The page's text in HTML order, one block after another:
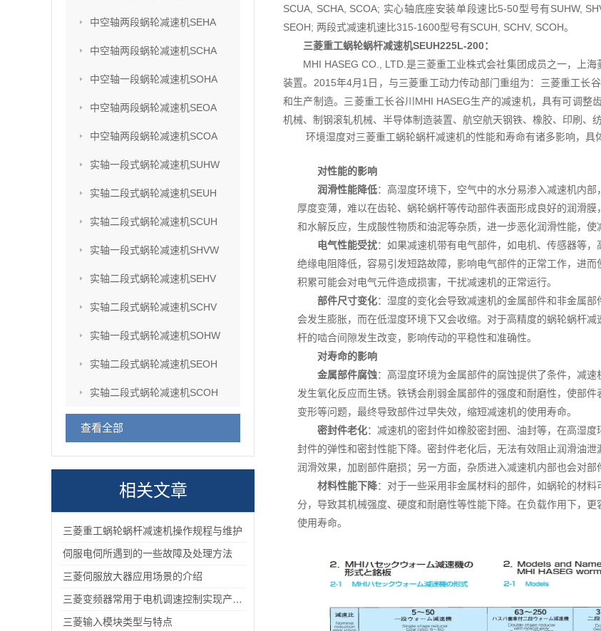
中空轴两段蜗轮减速机SEHA
中空轴两段蜗轮减速机SCHA
中空轴一段蜗轮减速机SOHA
中空轴两段蜗轮减速机SEOA
中空轴两段蜗轮减速机SCOA
实轴一段式蜗轮减速机SUHW
实轴二段式蜗轮减速机SEUH
实轴二段式蜗轮减速机SCUH
实轴一段式蜗轮减速机SHVW
实轴二段式蜗轮减速机SEHV
实轴二段式蜗轮减速机SCHV
实轴一段式蜗轮减速机SOHW
实轴二段式蜗轮减速机SEOH
实轴二段式蜗轮减速机SCOH
查看全部
相关文章
三菱重工蜗轮蜗杆减速机操作规程与维护
伺服电伺所遇到的一些故障及处理方法
三菱伺服放大器应用场景的介绍
三菱输入模块类型与特点
SCUA, SCHA, SCOA; 实心轴底座安装单段速比5-50型号有SUHW,
SEOH; 两段式减速机速比315-1600型号有SCUH, SCHV, SCOH。
三菱重工蜗轮蜗杆减速机SEUH225L-200：
MHI HASEG CO., LTD.是三菱重工业株式会社集团成员之一，上
装置。2015年4月1日，与三菱重工动力传动部门重组为：三菱重工长
和生产制造。三菱重工长谷川MHI HASEG生产的减速机，具有可调
机械、制钢滚轧机械、半导体制造装置、航空航天钢铁、橡胶、印刷、
环境湿度对三菱重工蜗轮蜗杆减速机的性能和寿命有诸多影响，具
对性能的影响
润滑性能降低：高湿度环境下，空气中的水分易渗入减速机内
厚度变薄，难以在齿轮、蜗轮蜗杆等传动部件表面形成良好的润滑
和水解反应，生成酸性物质和油泥等杂质，进一步恶化润滑性能，使
电气性能受扰：如果减速机带有电气部件，如电机、传感器等
绝缘电阻降低，容易引发短路故障，影响电气部件的正常工作，进
积累可能会对电气元件造成损害，干扰减速机的正常运行。
部件尺寸变化：湿度的变化会导致减速机的金属部件和非金属
会发生膨胀，而在低湿度环境下又会收缩。对于高精度的蜗轮蜗杆
杆的啮合间隙发生改变，影响传动的平稳性和准确性。
对寿命的影响
金属部件腐蚀：高湿度环境为金属部件的腐蚀提供了条件，减
发生氧化反应而生锈。铁锈会削弱金属部件的强度和耐磨性，使部
变形等问题，最终导致部件过早失效，缩短减速机的使用寿命。
密封件老化：减速机的密封件如橡胶密封圈、油封等，在高湿
封件的弹性和密封性能下降。密封件老化后，无法有效阻止润滑油
润滑效果，加剧部件磨损；另一方面，杂质进入减速机内部也会对部
材料性能下降：对于一些采用非金属材料的部件，如蜗轮的材
分，导致其机械强度、硬度和耐磨性等性能下降。在负载作用下，
使用寿命。